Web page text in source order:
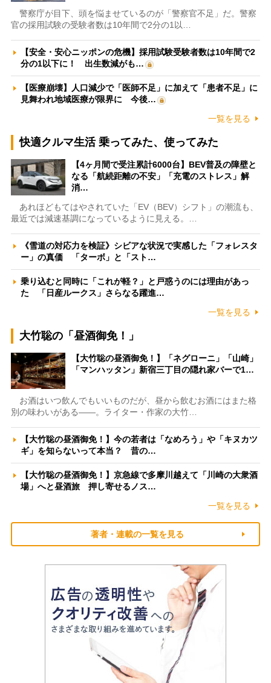
警察庁が目下、頭を悩ませているのが「警察官不足」だ。警察
官の採用試験の受験者数は10年間で2分の1以…
【安全・安心ニッポンの危機】採用試験受験者数は10年間で2
分の1以下に！ 出生数減がも…
【医療崩壊】人口減少で「医師不足」に加えて「患者不足」に
見舞われ地域医療が限界に 今後…
一覧を見る
快適クルマ生活 乗ってみた、使ってみた
【4ヶ月間で受注累計6000台】BEV普及の障壁と
なる「航続距離の不安」「充電のストレス」解
消…
あれほどもてはやされていた「EV（BEV）シフト」の潮流も、
最近では減速基調になっているように見える。…
《雪道の対応力を検証》シビアな状況で実感した「フォレスタ
ー」の真価 「ターボ」と「スト…
乗り込むと同時に「これが軽？」と戸惑うのには理由があっ
た 「日産ルークス」さらなる躍進…
一覧を見る
大竹聡の「昼酒御免！」
【大竹聡の昼酒御免！】「ネグローニ」「山崎」
「マンハッタン」新宿三丁目の隠れ家バーで1…
お酒はいつ飲んでもいいものだが、昼から飲むお酒にはまた格
別の味わいがある――。ライター・作家の大竹…
【大竹聡の昼酒御免！】今の若者は「なめろう」や「キヌカツ
ギ」を知らないって本当？ 昔の…
【大竹聡の昼酒御免！】京急線で多摩川越えて「川崎の大衆酒
場」へと昼酒旅 押し寄せるノス…
一覧を見る
著者・連載の一覧を見る